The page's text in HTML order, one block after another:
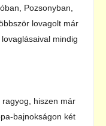
Pozsonyban,
lovagolt már
mindig
hiszen már
bajnokságon két